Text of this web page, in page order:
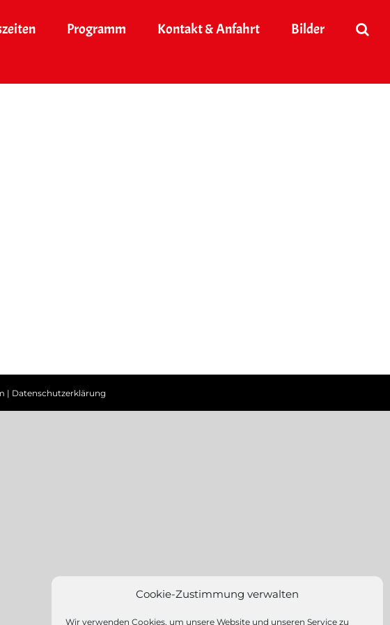
Cookie-Zustimmung verwalten
Wir verwenden Cookies, um unsere Website und unseren Service zu
Programm Kontakt & Anfahrt Bilder
| Datenschutzerklärung